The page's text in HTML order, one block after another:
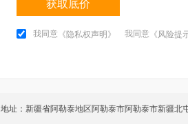
获取底价
我同意 《隐私权声明》 我同意 《风险提
地址：新疆省阿勒泰地区阿勒泰市阿勒泰市新疆北